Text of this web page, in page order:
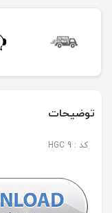
توضیحات
کد : HGC 9